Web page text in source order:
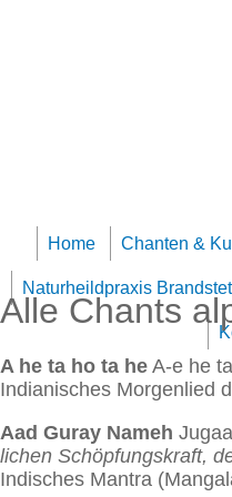
Home Chanten &
Naturheildpraxis
Alle Chants
A he ta ho ta he A-e he
Indianisches Morgenlied
Aad Guray Nameh
lichen Schöpfungskraft,
Indisches Mantra